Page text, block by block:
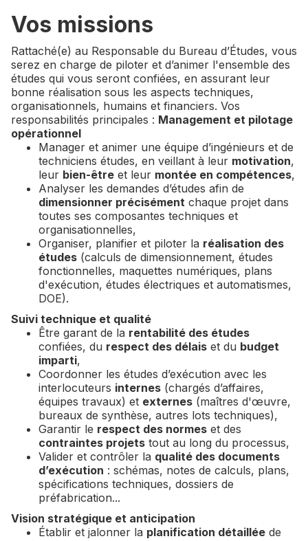
Vos missions
Rattaché(e) au Responsable du Bureau d’Études, vous
serez en charge de piloter et d’animer l'ensemble des
études qui vous seront confiées, en assurant leur
bonne réalisation sous les aspects techniques,
organisationnels, humains et financiers. Vos
responsabilités principales : Management et pilotage
opérationnel
Manager et animer une équipe d’ingénieurs et de
techniciens études, en veillant à leur motivation,
leur bien-être et leur montée en compétences,
Analyser les demandes d’études afin de
dimensionner précisément chaque projet dans
toutes ses composantes techniques et
organisationnelles,
Organiser, planifier et piloter la réalisation des
études (calculs de dimensionnement, études
fonctionnelles, maquettes numériques, plans
d'exécution, études électriques et automatismes,
DOE).
Suivi technique et qualité
Être garant de la rentabilité des études
confiées, du respect des délais et du budget
imparti,
Coordonner les études d’exécution avec les
interlocuteurs internes (chargés d’affaires,
équipes travaux) et externes (maîtres d'œuvre,
bureaux de synthèse, autres lots techniques),
Garantir le respect des normes et des
contraintes projets tout au long du processus,
Valider et contrôler la qualité des documents
d’exécution : schémas, notes de calculs, plans,
spécifications techniques, dossiers de
préfabrication...
Vision stratégique et anticipation
Établir et jalonner la planification détaillée de